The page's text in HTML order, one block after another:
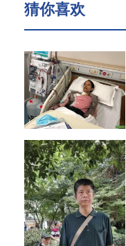
猜你喜欢